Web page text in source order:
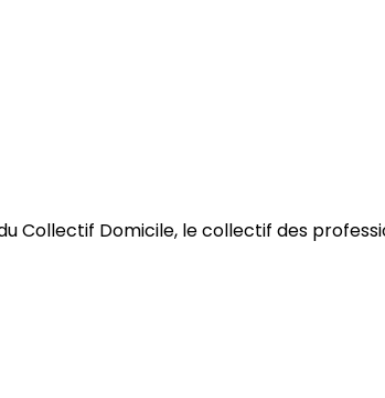
Collectif Domicile, le collectif des